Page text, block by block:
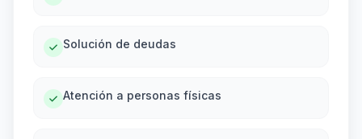
Solución de deudas
Atención a personas físicas